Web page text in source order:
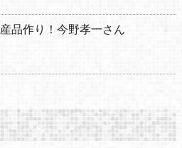
品作り！今野孝一さん